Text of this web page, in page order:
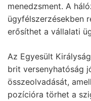
menedzsment. A
ügyfélszerzésekben
erősíthet a vállalati
Az Egyesült
brit versenyhatóság
összeolvadását,
pozícióra törhet a